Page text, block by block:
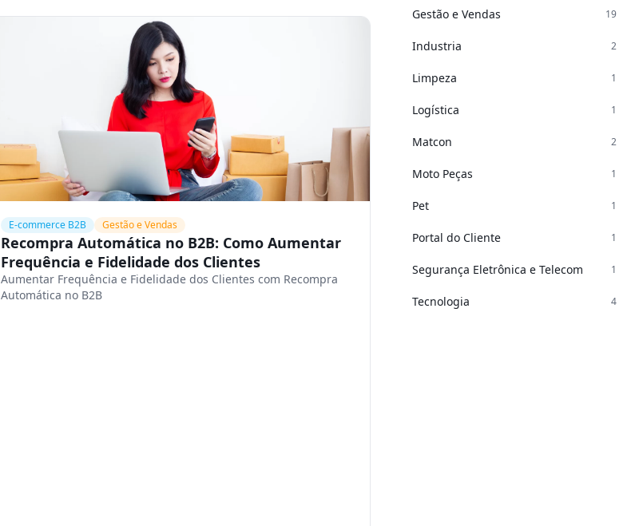
E-commerce B2B Gestão e Vendas
Recompra Automática no B2B: Como Aumentar
Frequência e Fidelidade dos Clientes
Aumentar Frequência e Fidelidade dos Clientes com Recompra
Automática no B2B
Gestão e Vendas 19
Industria 2
Limpeza 1
Logística 1
Matcon 2
Moto Peças 1
Pet 1
Portal do Cliente 1
Segurança Eletrônica e Telecom 1
Tecnologia 4